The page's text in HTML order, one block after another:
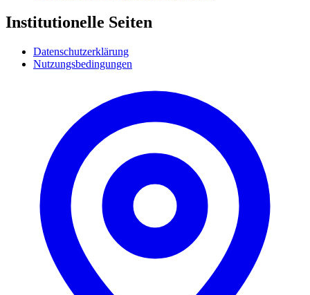
Institutionelle Seiten
Datenschutzerklärung
Nutzungsbedingungen